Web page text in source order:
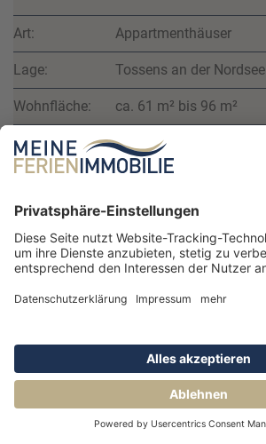
Art: Appartmenthäuser
Lage: Tossens an der Nordsee
Wohnfläche: ca. 61 m² bis 96 m²
Preise: 269.500 € bis 340.440 €
KÜSTE 33
Seitenanfang